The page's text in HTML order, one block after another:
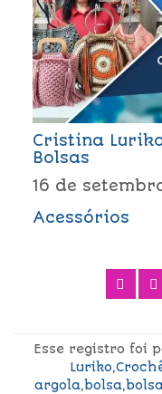
Cristina
Bolsas
16 de
Acessórios
Esse registro foi
Luriko,
argola,bolsa,